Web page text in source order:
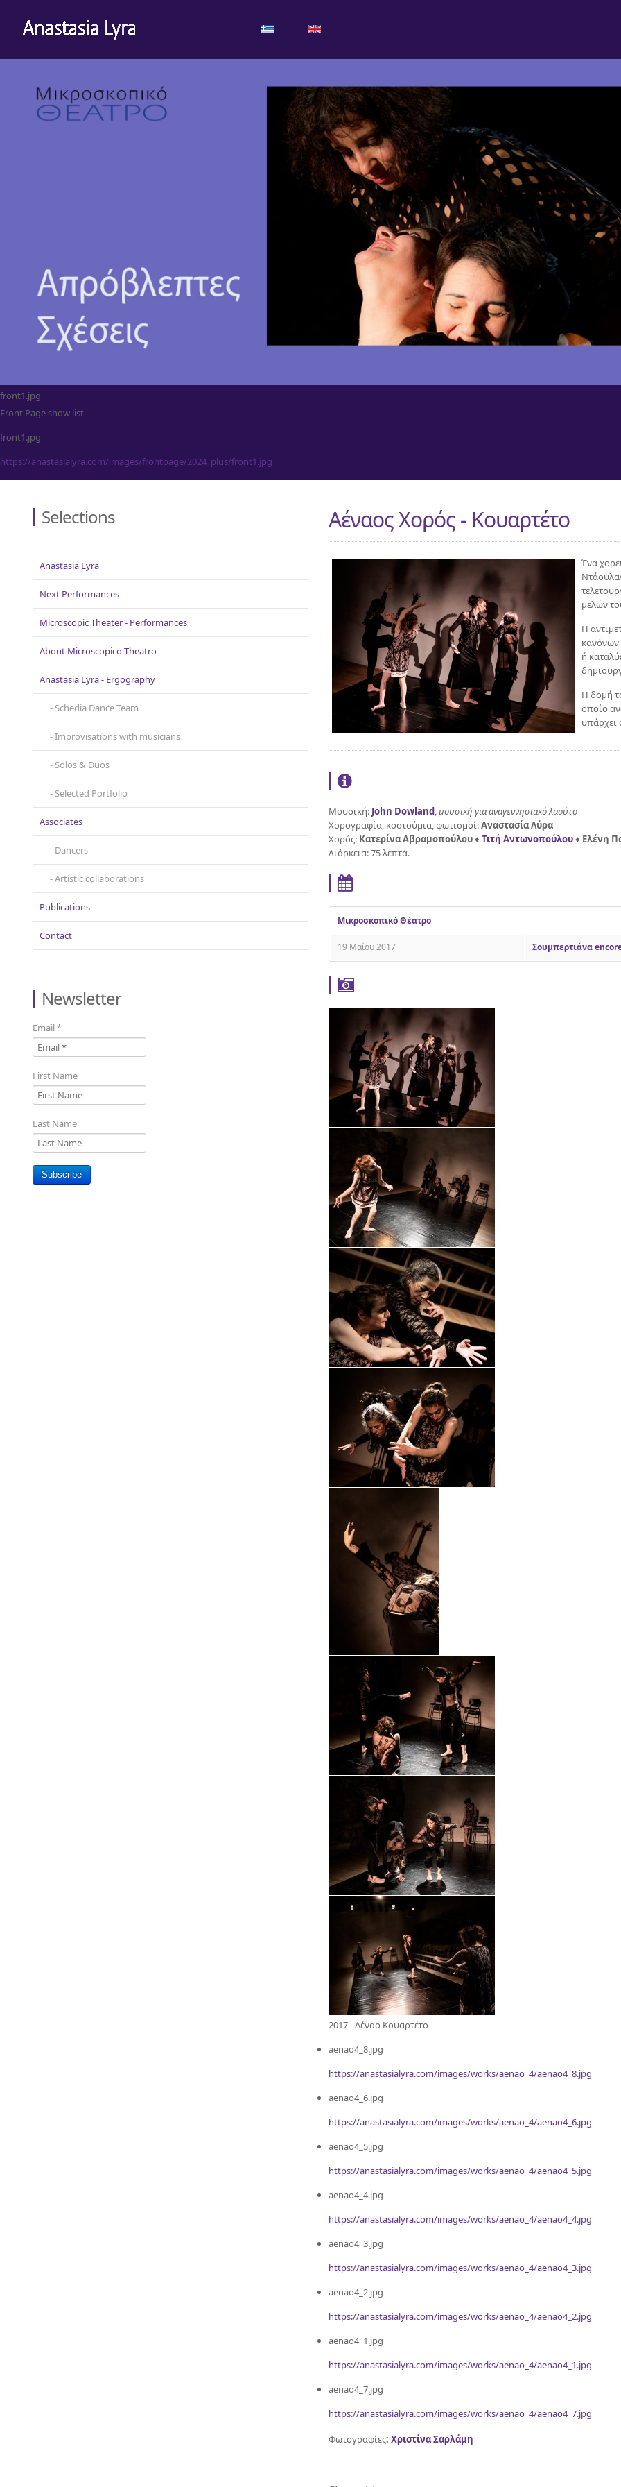
front1.jpg
Front Page show list
front1.jpg
https://anastasialyra.com/images/frontpage/2024_plus/front1.jpg
Selections
Anastasia Lyra
Next Performances
Microscopic Theater - Performances
About Microscopicο Theatro
Anastasia Lyra - Ergography
Schedia Dance Team
Improvisations with musicians
Solos & Duos
Selected Portfolio
Associates
Dancers
Artistic collaborations
Publications
Contact
Newsletter
Email*
First Name
Last Name
Subscribe
Αέναος Χορός - Κουαρτέτο
Ένα
μελών
Η
κανόνων
ή
Η δομή
οποίο
υπάρχει
Μουσική: John Dowland,μουσική για αναγεννησιακό λαούτο
Χορογραφία, κοστούμια, φωτισμοί:Αναστασία Λύρα
Χορός: Κατερίνα Αβραμοπούλου ♦ Τιτή Αντωνοπούλου♦ Ελένη
Διάρκεια: 75 λεπτά.
Μικροσκοπικό Θέατρο
19 Μαΐου 2017 Σουμπερτιάνα
2017 - Αέναο Κουαρτέτο
aenao4_8.jpg
https://anastasialyra.com/images/works/aenao_4/aenao4_8.jpg
aenao4_6.jpg
https://anastasialyra.com/images/works/aenao_4/aenao4_6.jpg
aenao4_5.jpg
https://anastasialyra.com/images/works/aenao_4/aenao4_5.jpg
aenao4_4.jpg
https://anastasialyra.com/images/works/aenao_4/aenao4_4.jpg
aenao4_3.jpg
https://anastasialyra.com/images/works/aenao_4/aenao4_3.jpg
aenao4_2.jpg
https://anastasialyra.com/images/works/aenao_4/aenao4_2.jpg
aenao4_1.jpg
https://anastasialyra.com/images/works/aenao_4/aenao4_1.jpg
aenao4_7.jpg
https://anastasialyra.com/images/works/aenao_4/aenao4_7.jpg
Φωτογραφίες: Χριστίνα Σαρλάμη